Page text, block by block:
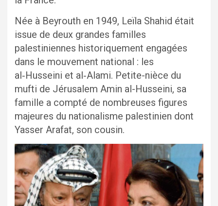
Née à Beyrouth en 1949, Leïla Shahid était
issue de deux grandes familles
palestiniennes historiquement engagées
dans le mouvement national : les
al‑Husseini et al‑Alami. Petite-nièce du
mufti de Jérusalem Amin al-Husseini, sa
famille a compté de nombreuses figures
majeures du nationalisme palestinien dont
Yasser Arafat, son cousin.